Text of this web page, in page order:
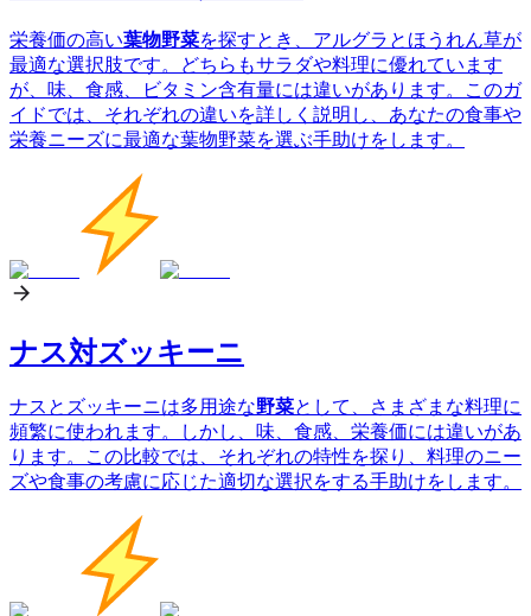
栄養価の高い葉物野菜を探すとき、アルグラとほうれん草が
最適な選択肢です。どちらもサラダや料理に優れています
が、味、食感、ビタミン含有量には違いがあります。このガ
イドでは、それぞれの違いを詳しく説明し、あなたの食事や
栄養ニーズに最適な葉物野菜を選ぶ手助けをします。
ナス対ズッキーニ
ナスとズッキーニは多用途な野菜として、さまざまな料理に
頻繁に使われます。しかし、味、食感、栄養価には違いがあ
ります。この比較では、それぞれの特性を探り、料理のニー
ズや食事の考慮に応じた適切な選択をする手助けをします。